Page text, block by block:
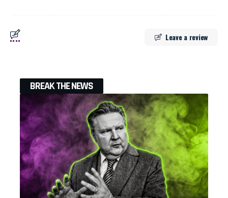
Leave a review
BREAK THE NEWS